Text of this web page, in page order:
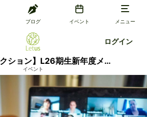
ブログ イベント メニュー
ログイン
【イントロダクション】L26期生新年度メンバー募集中 ＊Zoom開催
イベント